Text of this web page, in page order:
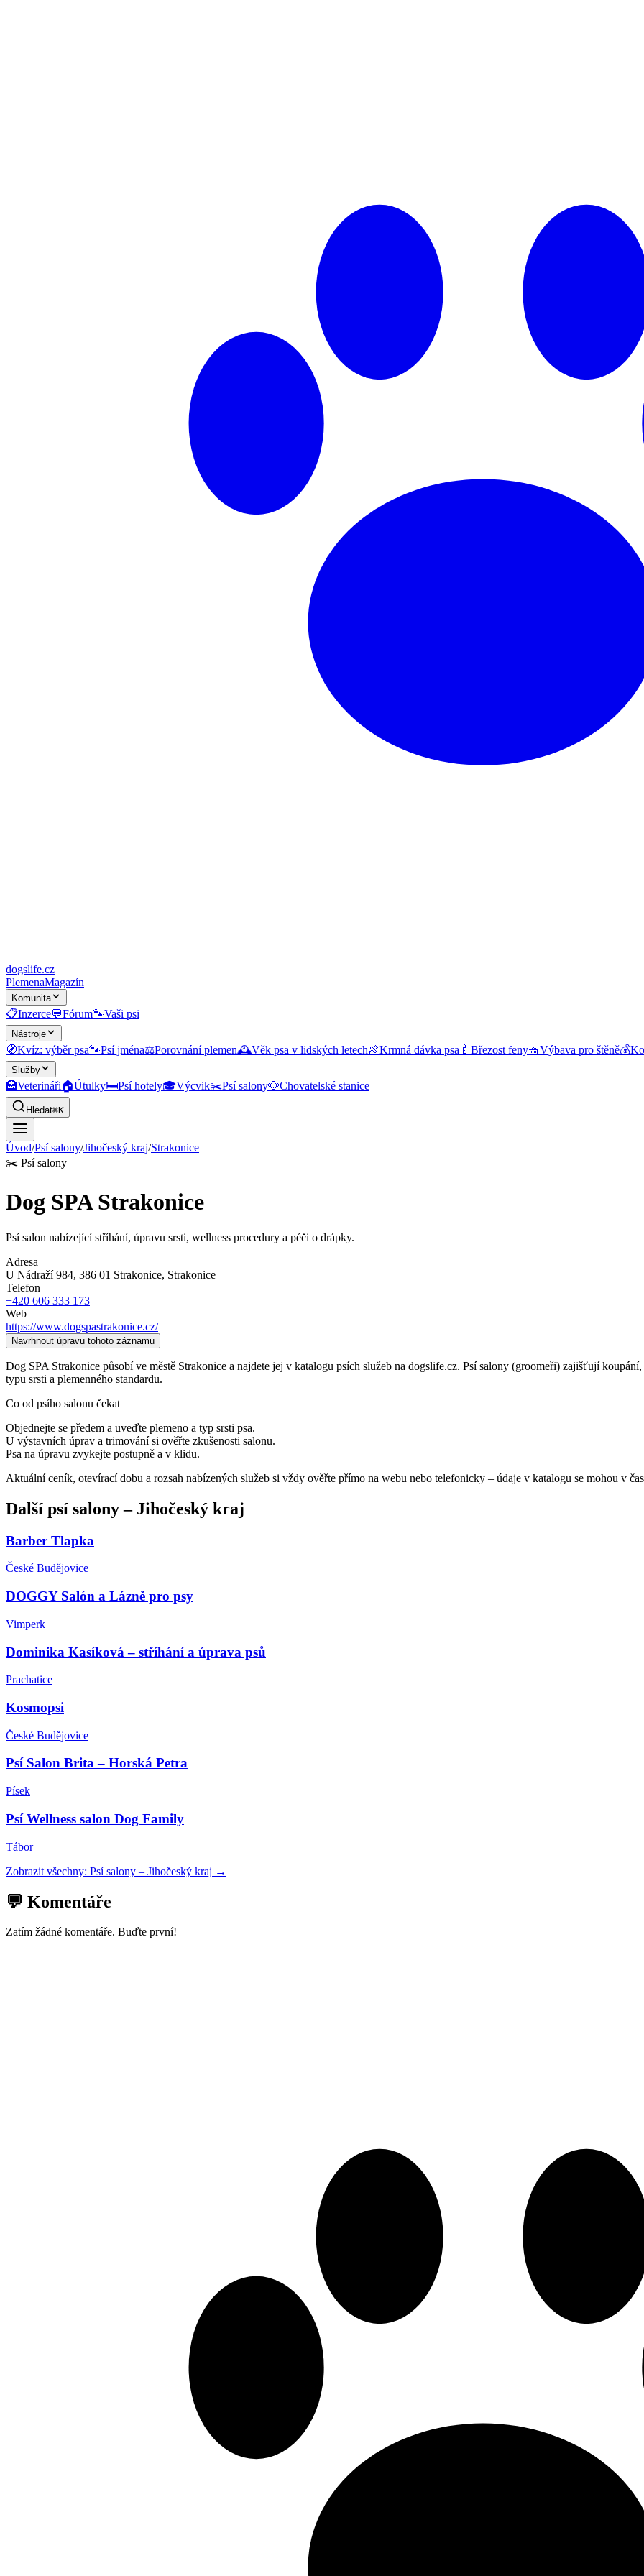
dogslife.cz
PlemenaMagazín
Komunita
📋Inzerce💬Fórum🐾Vaši psi
Nástroje
🧭Kvíz: výběr psa🐾Psí jména⚖️Porovnání plemen🕰️Věk psa v lidských letech🍖Krmná dávka psa 🍼 Březost feny🧺Výbava pro štěně💰
Služby
🏥Veterináři🏠Útulky🛏️Psí hotely🎓Výcvik✂️Psí salony🐶Chovatelské stanice
Hledat⌘K
Úvod/Psí salony/Jihočeský kraj/Strakonice
✂️ Psí salony
Dog SPA Strakonice
Psí salon nabízející stříhání, úpravu srsti, wellness procedury a péči o drápky.
Adresa
U Nádraží 984, 386 01 Strakonice, Strakonice
Telefon
+420 606 333 173
Web
https://www.dogspastrakonice.cz/
Navrhnout úpravu tohoto záznamu
Dog SPA Strakonice působí ve městě Strakonice a najdete jej v katalogu psích služeb na dogslife.cz. Psí salony (groomeři) zajišťují
typu srsti a plemenného standardu.
Co od psího salonu čekat
Objednejte se předem a uveďte plemeno a typ srsti psa.
U výstavních úprav a trimování si ověřte zkušenosti salonu.
Psa na úpravu zvykejte postupně a v klidu.
Aktuální ceník, otevírací dobu a rozsah nabízených služeb si vždy ověřte přímo na webu nebo telefonicky – údaje v katalogu se mohou v
Další psí salony– Jihočeský kraj
Barber Tlapka
České Budějovice
DOGGY Salón a Lázně pro psy
Vimperk
Dominika Kasíková – stříhání a úprava psů
Prachatice
Kosmopsi
České Budějovice
Psí Salon Brita – Horská Petra
Písek
Psí Wellness salon Dog Family
Tábor
Zobrazit všechny: Psí salony – Jihočeský kraj →
💬 Komentáře
Zatím žádné komentáře. Buďte první!